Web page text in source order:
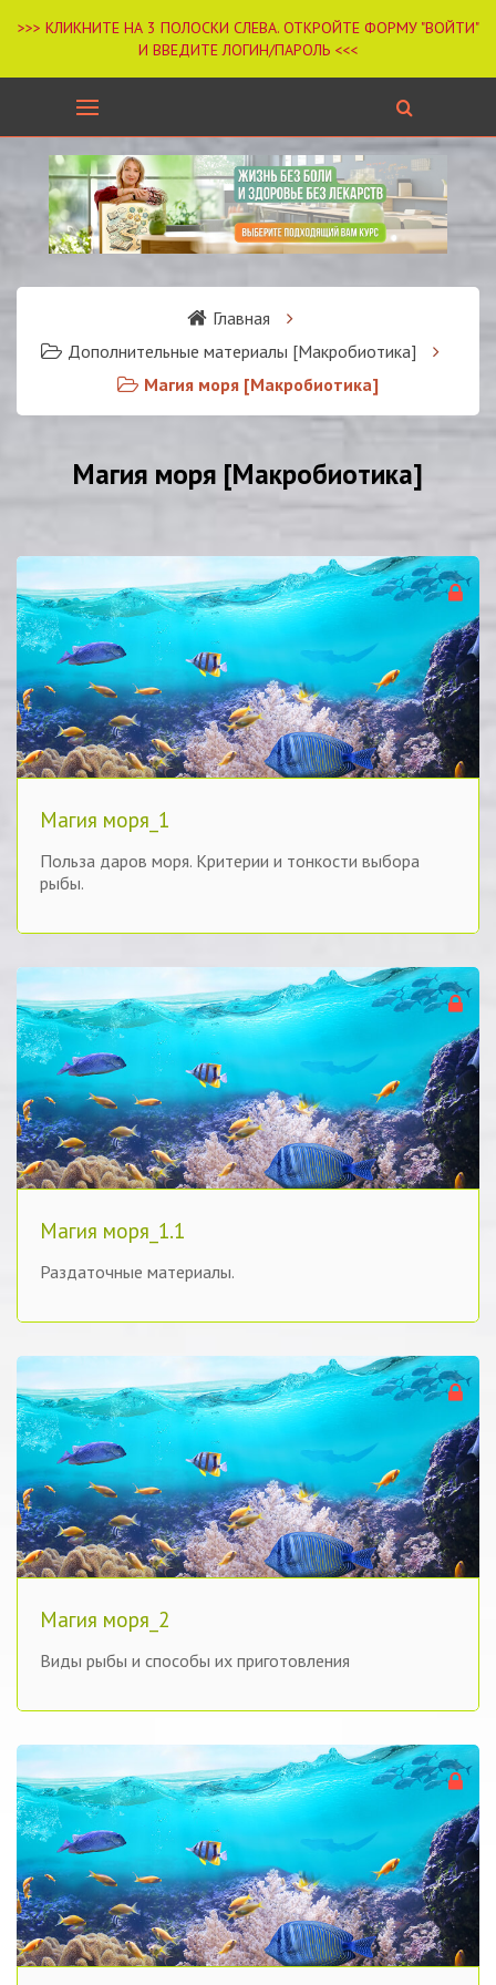
Главная
Дополнительные материалы [Макробиотика]
Магия моря [Макробиотика]
Магия моря [Макробиотика]
Магия моря_1
Польза даров моря. Критерии и тонкости выбора
рыбы.
Магия моря_1.1
Раздаточные материалы.
Магия моря_2
Виды рыбы и способы их приготовления